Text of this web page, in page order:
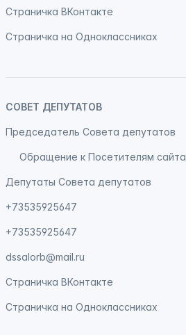
Страничка ВКонтакте
Страничка на Одноклассниках
СОВЕТ ДЕПУТАТОВ
Председатель Совета депутатов
Обращение к Посетителям сайта
Депутаты Совета депутатов
+73535925647
+73535925647
dssalorb@mail.ru
Страничка ВКонтакте
Страничка на Одноклассниках